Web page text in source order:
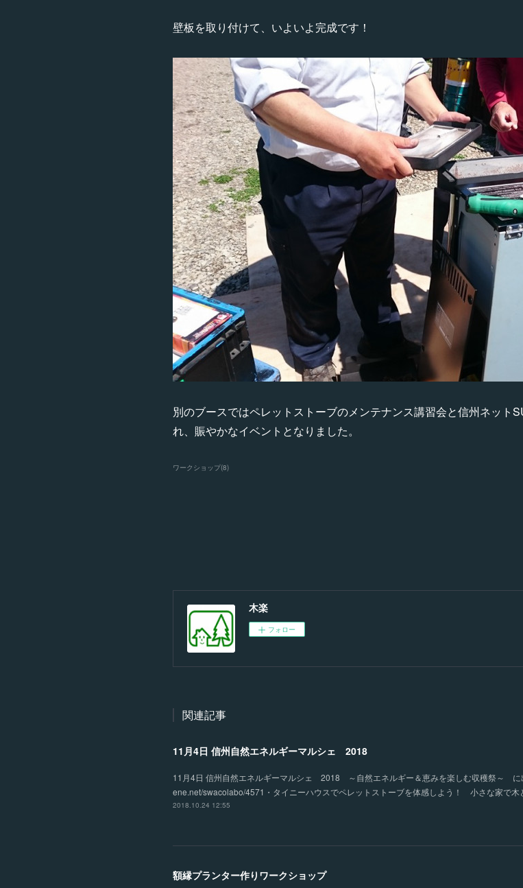
壁板を取り付けて、いよいよ完成です！
別のブースではペレットストーブのメンテナンス講習会と信州ネット
れ、賑やかなイベントとなりました。
ワークショップ(8)
木楽
フォロー
関連記事
11月4日 信州自然エネルギーマルシェ 2018
11月4日 信州自然エネルギーマルシェ 2018 ～自然エネルギー＆恵みを楽しむ収穫祭～ に
ene.net/swacolabo/4571・タイニーハウスでペレットストーブを体感しよう！ 小さな家で
2018.10.24 12:55
額縁プランター作りワークショップ